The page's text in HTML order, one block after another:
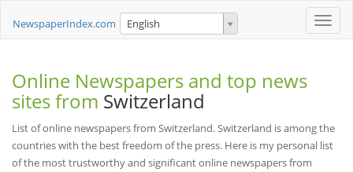
Toggle
NewspaperIndex.com English
Online Newspapers and top news
sites from Switzerland
List of online newspapers from Switzerland. Switzerland is among the
countries with the best freedom of the press. Here is my personal list
of the most trustworthy and significant online newspapers from